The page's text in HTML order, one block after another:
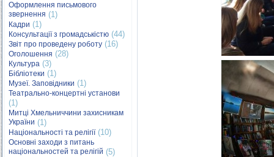
Оформлення письмового
звернення (1)
Кадри (1)
Консультації з громадськістю (44)
Звіт про проведену роботу (16)
Оголошення (28)
Культура (3)
Бібліотеки (1)
Музеї. Заповідники (1)
Театрально-концертні установи
(1)
Митці Хмельниччини захисникам
України (1)
Національності та релігії(10)
Основні заходи з питань
національностей та релігій (5)